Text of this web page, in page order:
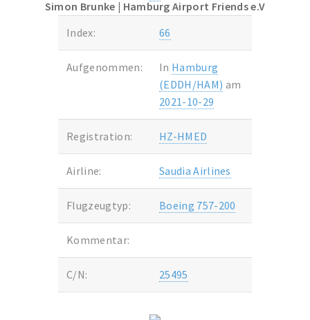
Simon Brunke | Hamburg Airport Friends e.V
Index:
66
Aufgenommen: In Hamburg
(EDDH/HAM) am
2021-10-29
Registration: HZ-HMED
Airline: Saudia Airlines
Flugzeugtyp: Boeing 757-200
Kommentar:
C/N: 25495